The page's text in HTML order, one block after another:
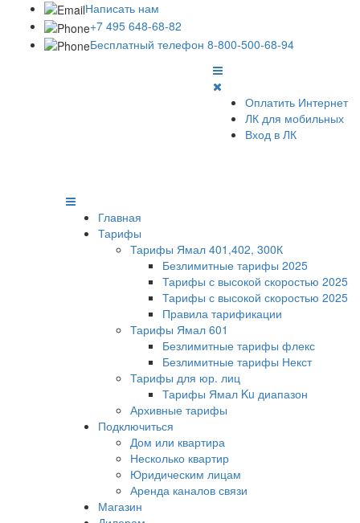
Написать нам
+7 495 648-68-82
Бесплатный телефон 8-800-500-68-94
Оплатить Интернет
ЛК для мобильных
Вход в ЛК
Главная
Тарифы
Тарифы Ямал 401,402, 300К
Безлимитные тарифы 2025
Тарифы с высокой скоростью 2025
Тарифы с высокой скоростью 2025
Правила тарификации
Тарифы Ямал 601
Безлимитные тарифы флекс
Безлимитные тарифы Некст
Тарифы для юр. лиц
Тарифы Ямал Ku диапазон
Архивные тарифы
Подключиться
Дом или квартира
Несколько квартир
Юридическим лицам
Аренда каналов связи
Магазин